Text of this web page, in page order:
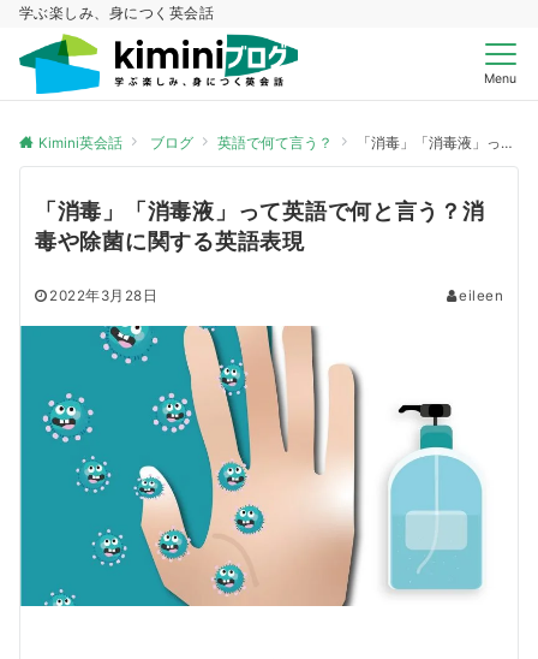
学ぶ楽しみ、身につく英会話
Menu
Kimini英会話 ブログ 英語で何て言う？ 「消毒」「消毒液」って英語で何と言う？消毒や除菌に関する英語表現
「消毒」「消毒液」って英語で何と言う？消
毒や除菌に関する英語表現
2022年3月28日 eileen